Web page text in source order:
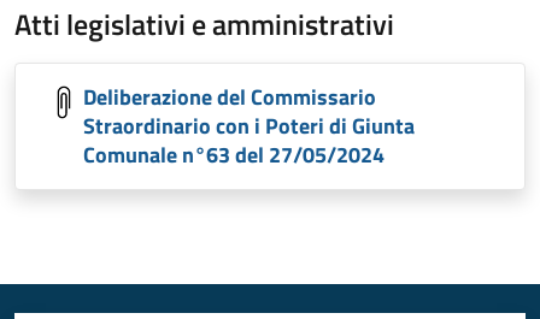
Atti legislativi e amministrativi
Deliberazione del Commissario
Straordinario con i Poteri di Giunta
Comunale n°63 del 27/05/2024